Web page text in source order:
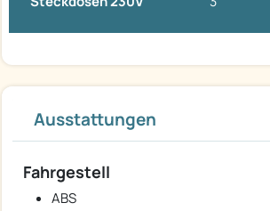
Ausstattungen
Fahrgestell
ABS